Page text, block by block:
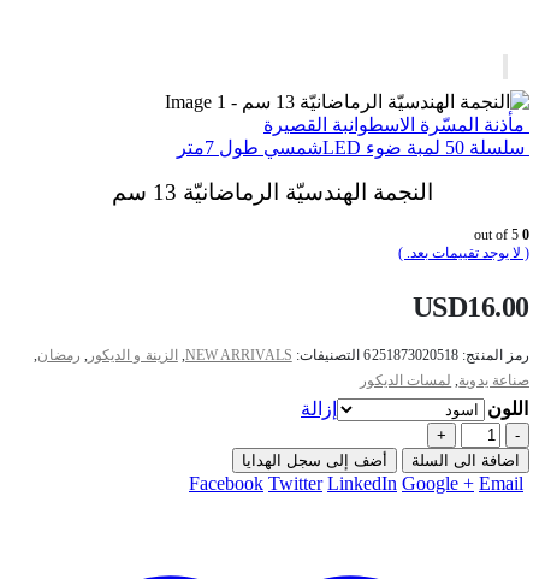
مأذنة المسّرة الاسطوانبة القصيرة
سلسلة 50 لمبة ضوء LEDشمسي طول 7متر
النجمة الهندسيّة الرماضانيّة 13 سم
0
( لا يوجد تقييمات بعد. )
USD16.00
رمز المنتج: 6251873020518 التصنيفات: NEW ARRIVALS
, الزينة و الديكور, رمضان,
صناعة يدوية, لمسات الديكور
اللون إزالة
-
+
اضافة الى السلة
أضف إلى سجل الهدايا
Facebook Twitter LinkedIn Google + Email